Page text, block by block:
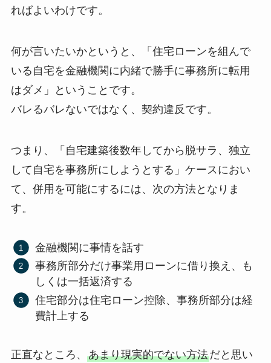
ればよいわけです。
何が言いたいかというと、「住宅ローンを組んで
いる自宅を金融機関に内緒で勝手に事務所に転用
はダメ」ということです。
バレるバレないではなく、契約違反です。
つまり、「自宅建築後数年してから脱サラ、独立
して自宅を事務所にしようとする」ケースにおい
て、併用を可能にするには、次の方法となりま
す。
金融機関に事情を話す
事務所部分だけ事業用ローンに借り換え、も
しくは一括返済する
住宅部分は住宅ローン控除、事務所部分は経
費計上する
正直なところ、 あまり現実的でない方法だと思い